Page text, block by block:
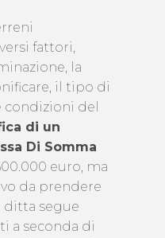
fattori,
la
il tipo di
condizioni del
di un
Di Somma
euro, ma
da prendere
ditta segue
a seconda di